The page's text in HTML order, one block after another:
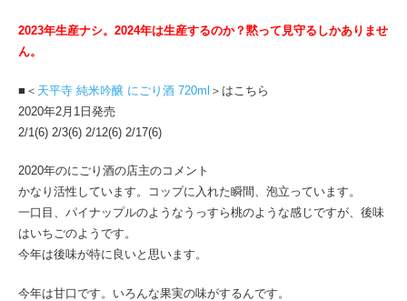
2023年生産ナシ。2024年は生産するのか？黙って見守るしかありませ
ん。
■＜ 天平寺 純米吟醸 にごり酒 720ml ＞はこちら
2020年2月1日発売
2/1(6) 2/3(6) 2/12(6) 2/17(6)
2020年のにごり酒の店主のコメント
かなり活性しています。コップに入れた瞬間、泡立っています。
一口目、パイナップルのようなうっすら桃のような感じですが、後味
はいちごのようです。
今年は後味が特に良いと思います。
今年は甘口です。いろんな果実の味がするんです。